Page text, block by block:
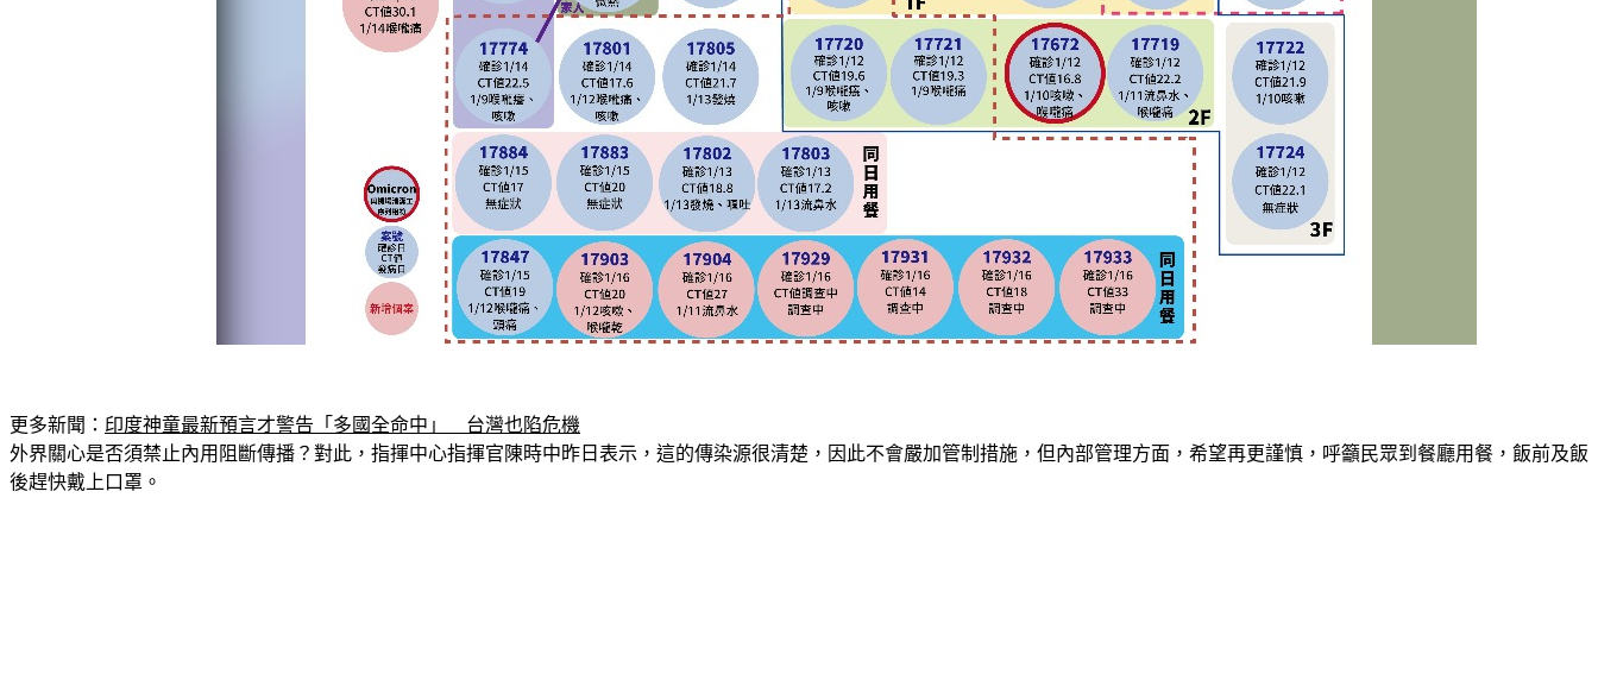
更多新聞： 印度神童最新預言才警告「多國全命中」　台灣也陷危機
外界關心是否須禁止內用阻斷傳播？對此，指揮中心指揮官陳時中昨日表示，這的傳染源很清楚，因此不會嚴加管制措施，但內部管理方面，希望再更謹慎，呼籲民眾到餐廳用餐，飯前及飯
後趕快戴上口罩。